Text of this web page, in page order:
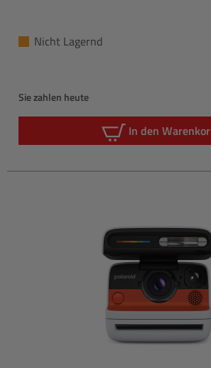
Nicht Lagernd
Sie zahlen heute
In den